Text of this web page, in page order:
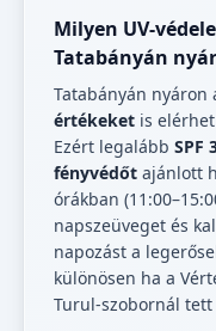
Milyen UV-
Tatabányán
Tatabányán nyáron
értékeket is
Ezért legalább SPF
fényvédőt ajánlott
órákban
napszeüveget és
napozást a
különösen ha a
Turul-szobornál